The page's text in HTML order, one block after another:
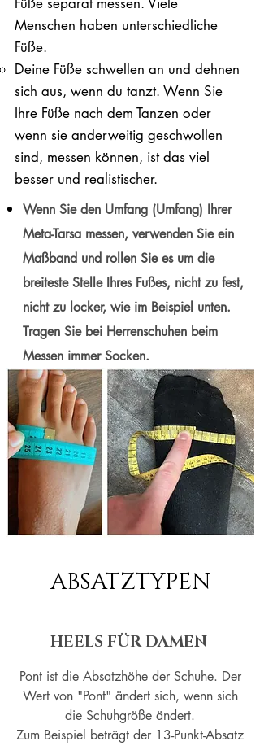
Menschen haben unterschiedliche
Füße.
Deine Füße schwellen an und dehnen
sich aus, wenn du tanzt. Wenn Sie
Ihre Füße nach dem Tanzen oder
wenn sie anderweitig geschwollen
sind, messen können, ist das viel
besser und realistischer.
Wenn Sie den Umfang (Umfang) Ihrer
Meta-Tarsa messen, verwenden Sie ein
Maßband und rollen Sie es um die
breiteste Stelle Ihres Fußes, nicht zu fest,
nicht zu locker, wie im Beispiel unten.
Tragen Sie bei Herrenschuhen beim
Messen immer Socken.
ABSATZTYPEN
HEELS FÜR DAMEN
Pont ist die Absatzhöhe der Schuhe. Der
Wert von "Pont" ändert sich, wenn sich
die Schuhgröße ändert.
Zum Beispiel beträgt der 13-Punkt-Absatz